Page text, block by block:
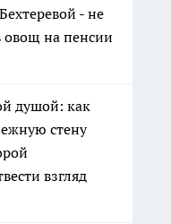
- не
овощ на пенсии
душой: как
стену
взгляд